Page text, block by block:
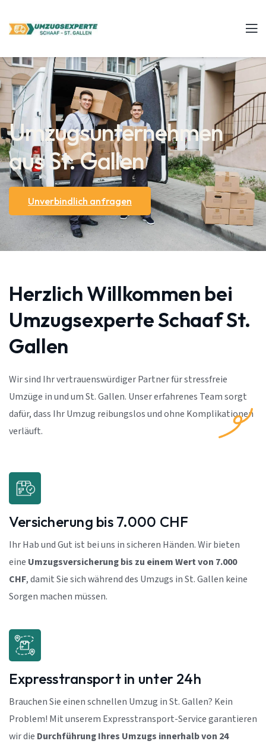
Umzugsunternehmen
aus St. Gallen
Unverbindlich anfragen
Herzlich Willkommen bei
Umzugsexperte Schaaf St.
Gallen
Wir sind Ihr vertrauenswürdiger Partner für stressfreie
Umzüge in und um St. Gallen. Unser erfahrenes Team sorgt
dafür, dass Ihr Umzug reibungslos und ohne Komplikationen
verläuft.
Versicherung bis 7.000 CHF
Ihr Hab und Gut ist bei uns in sicheren Händen. Wir bieten
eine Umzugsversicherung bis zu einem Wert von 7.000
CHF, damit Sie sich während des Umzugs in St. Gallen keine
Sorgen machen müssen.
Expresstransport in unter 24h
Brauchen Sie einen schnellen Umzug in St. Gallen? Kein
Problem! Mit unserem Expresstransport-Service garantieren
wir die Durchführung Ihres Umzugs innerhalb von 24